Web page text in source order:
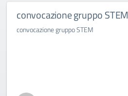
convocazione gruppo STEM
convocazione gruppo STEM